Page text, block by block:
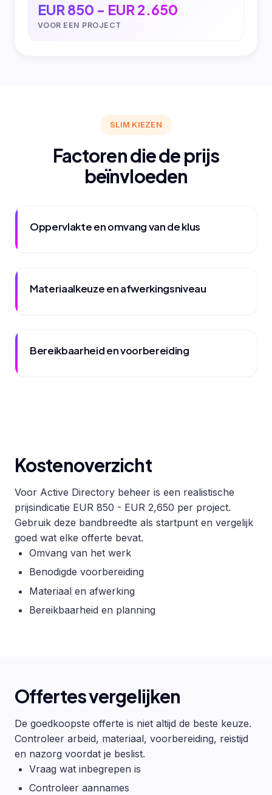
EUR 850 - EUR 2.650
VOOR EEN PROJECT
SLIM KIEZEN
Factoren die de prijs
beïnvloeden
Oppervlakte en omvang van de klus
Materiaalkeuze en afwerkingsniveau
Bereikbaarheid en voorbereiding
Kostenoverzicht
Voor Active Directory beheer is een realistische
prijsindicatie EUR 850 - EUR 2,650 per project.
Gebruik deze bandbreedte als startpunt en vergelijk
goed wat elke offerte bevat.
Omvang van het werk
Benodigde voorbereiding
Materiaal en afwerking
Bereikbaarheid en planning
Offertes vergelijken
De goedkoopste offerte is niet altijd de beste keuze.
Controleer arbeid, materiaal, voorbereiding, reistijd
en nazorg voordat je beslist.
Vraag wat inbegrepen is
Controleer aannames